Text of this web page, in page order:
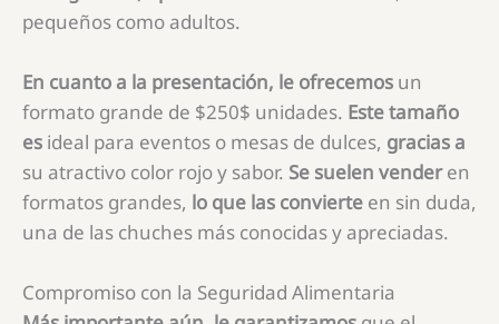
pequeños como adultos.
En cuanto a la presentación, le ofrecemos un
formato grande de $250$ unidades. Este tamaño
es ideal para eventos o mesas de dulces, gracias a
su atractivo color rojo y sabor. Se suelen venderen
formatos grandes, lo que las convierte en sin duda,
una de las chuches más conocidas y apreciadas.
Compromiso con la Seguridad Alimentaria